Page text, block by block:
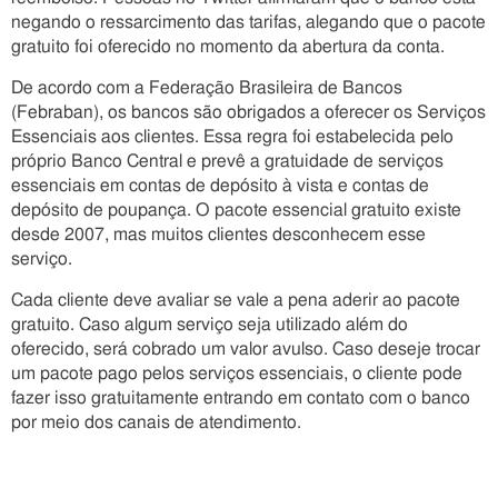
negando o ressarcimento das tarifas, alegando que o pacote
gratuito foi oferecido no momento da abertura da conta.
De acordo com a Federação Brasileira de Bancos
(Febraban), os bancos são obrigados a oferecer os Serviços
Essenciais aos clientes. Essa regra foi estabelecida pelo
próprio Banco Central e prevê a gratuidade de serviços
essenciais em contas de depósito à vista e contas de
depósito de poupança. O pacote essencial gratuito existe
desde 2007, mas muitos clientes desconhecem esse
serviço.
Cada cliente deve avaliar se vale a pena aderir ao pacote
gratuito. Caso algum serviço seja utilizado além do
oferecido, será cobrado um valor avulso. Caso deseje trocar
um pacote pago pelos serviços essenciais, o cliente pode
fazer isso gratuitamente entrando em contato com o banco
por meio dos canais de atendimento.